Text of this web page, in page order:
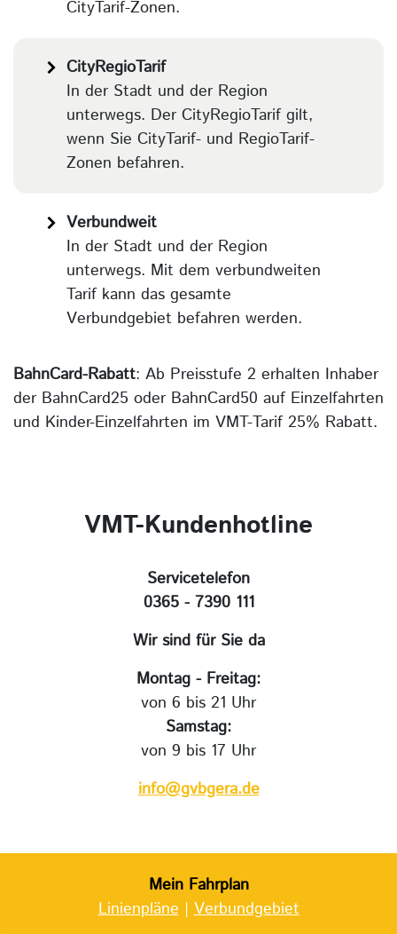
CityTarif-Zonen.
CityRegioTarif
In der Stadt und der Region
unterwegs. Der CityRegioTarif gilt,
wenn Sie CityTarif- und RegioTarif-
Zonen befahren.
Verbundweit
In der Stadt und der Region
unterwegs. Mit dem verbundweiten
Tarif kann das gesamte
Verbundgebiet befahren werden.
BahnCard-Rabatt: Ab Preisstufe 2 erhalten Inhaber
der BahnCard25 oder BahnCard50 auf Einzelfahrten
und Kinder-Einzelfahrten im VMT-Tarif 25% Rabatt.
VMT-Kundenhotline
Servicetelefon
0365 - 7390 111
Wir sind für Sie da
Montag - Freitag:
von 6 bis 21 Uhr
Samstag:
von 9 bis 17 Uhr
info@gvbgera.de
Mein Fahrplan
Linienpläne|Verbundgebiet